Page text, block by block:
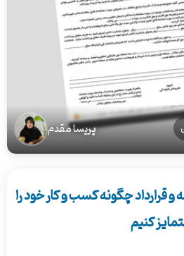
پریسا مقدم
و قرارداد چگونه کسب و کار خود را
کنیم